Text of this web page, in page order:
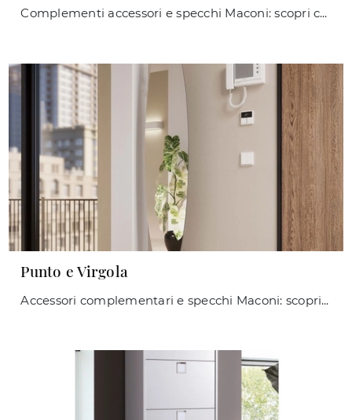
Complementi accessori e specchi Maconi: scopri come arricchire i tuoi locali moderni con il modello Punto e Virgola 311.
Punto e Virgola
Accessori complementari e specchi Maconi: scopri come valorizzare i tuoi spazi moderni con il modello Punto e Virgola.